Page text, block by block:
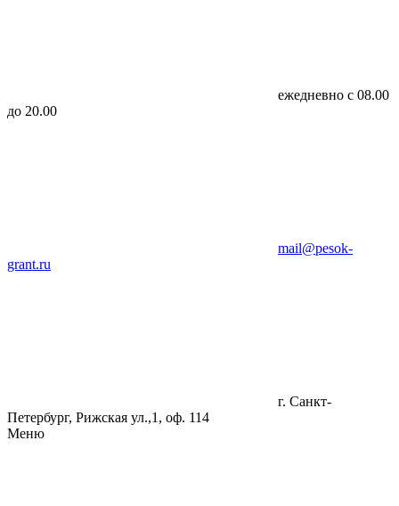
ежедневно с 08.00
до 20.00
mail@pesok-
grant.ru
г. Санкт-
Петербург, Рижская ул.,1, оф. 114
Меню